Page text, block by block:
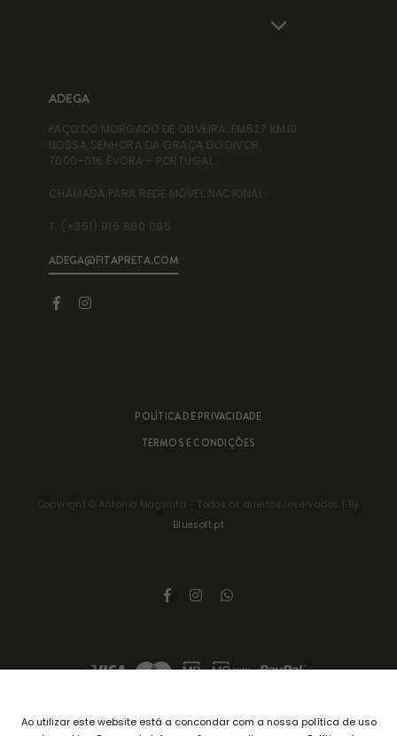
Ao utilizar este website está a concondar com a nossa política de uso
ADEGA
PAÇO DO MORGADO DE OLIVEIRA, EM527 KM10
NOSSA SENHORA DA GRAÇA DO DIVOR
7000-016 ÉVORA - PORTUGAL
CHAMADA PARA REDE MÓVEL NACIONAL
T. (+351) 915 880 095
ADEGA@FITAPRETA.COM
POLÍTICA DE PRIVACIDADE
TERMOS E CONDIÇÕES
Copyright © António Maçanita - Todos os direitos reservados | By
Bluesoft.pt